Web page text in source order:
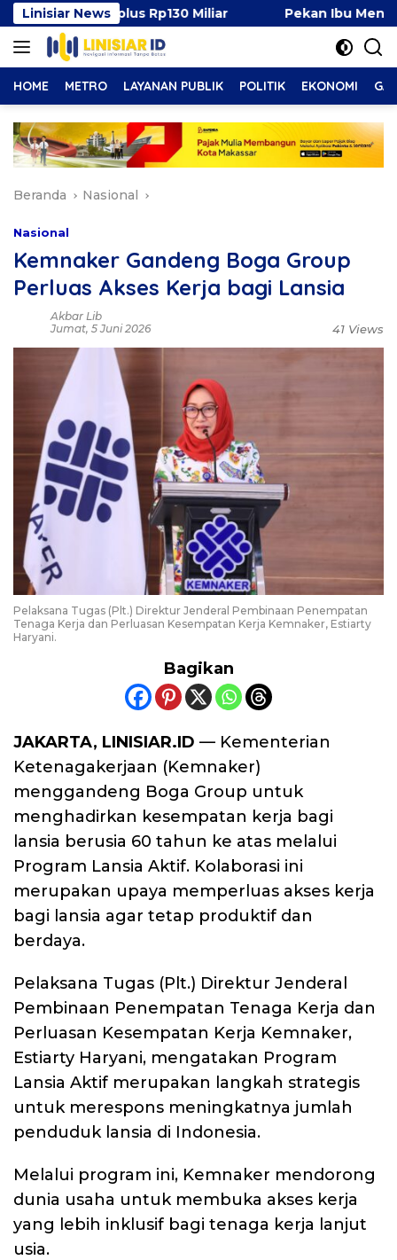
Langsung
ke
konten
Linisiar News
Rp130 Miliar Pekan Ibu Menyusui Dunia
HOME METRO LAYANAN PUBLIK POLITIK EKONOMI
Beranda Nasional
Nasional
Kemnaker Gandeng Boga Group
Perluas Akses Kerja bagi Lansia
Akbar Lib
Jumat, 5 Juni 2026
41 Views
Pelaksana Tugas (Plt.) Direktur Jenderal Pembinaan Penempatan
Tenaga Kerja dan Perluasan Kesempatan Kerja Kemnaker, Estiarty
Haryani.
Bagikan
JAKARTA, LINISIAR.ID — Kementerian
Ketenagakerjaan (Kemnaker)
menggandeng Boga Group untuk
menghadirkan kesempatan kerja bagi
lansia berusia 60 tahun ke atas melalui
Program Lansia Aktif. Kolaborasi ini
merupakan upaya memperluas akses kerja
bagi lansia agar tetap produktif dan
berdaya.
Pelaksana Tugas (Plt.) Direktur Jenderal
Pembinaan Penempatan Tenaga Kerja dan
Perluasan Kesempatan Kerja Kemnaker,
Estiarty Haryani, mengatakan Program
Lansia Aktif merupakan langkah strategis
untuk merespons meningkatnya jumlah
penduduk lansia di Indonesia.
Melalui program ini, Kemnaker mendorong
dunia usaha untuk membuka akses kerja
yang lebih inklusif bagi tenaga kerja lanjut
usia.